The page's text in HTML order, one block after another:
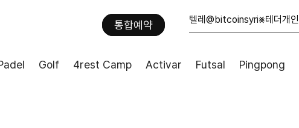
통합예약
Golf 4rest Camp Activar Futsal Pingpong